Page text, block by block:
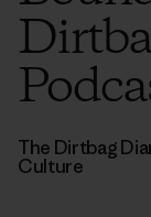
The Dirtbag
Culture